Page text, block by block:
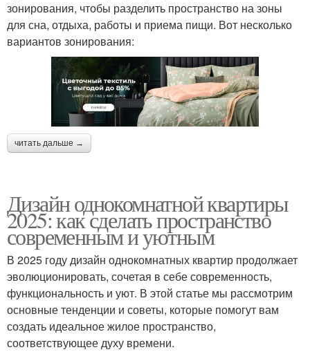
зонирования, чтобы разделить пространство на зоны
для сна, отдыха, работы и приема пищи. Вот несколько
вариантов зонирования:
читать дальше →
Дизайн однокомнатной квартиры
2025: как сделать пространство
современным и уютным
В 2025 году дизайн однокомнатных квартир продолжает
эволюционировать, сочетая в себе современность,
функциональность и уют. В этой статье мы рассмотрим
основные тенденции и советы, которые помогут вам
создать идеальное жилое пространство,
соответствующее духу времени.